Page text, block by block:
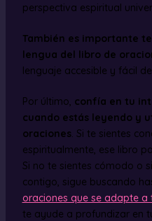
perspectiva espiritual
También es importante
lengua del libro de
lenguaje accesible y fácil
Por último, confía en tu
cuando estás leyendo y
oraciones. Si te sientes
espiritualmente, ese libro
Si no te sientes cómodo o
contigo, sigue buscando
oraciones que se adapte a
te ayude a profundizar en